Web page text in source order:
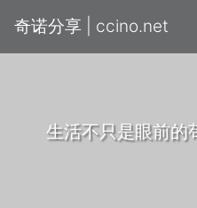
奇诺分享 | ccino.net
生活不只是眼前的